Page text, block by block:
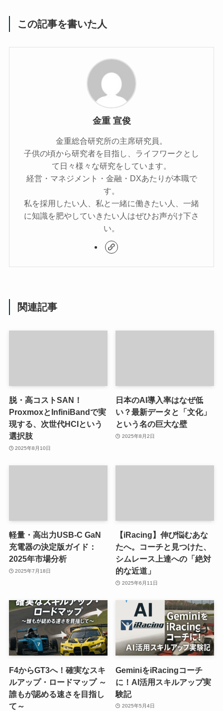
この記事を書いた人
金重 宣俊
金重総合研究所の主席研究員。
子供の頃から研究者を目指し、ライフワークとし
て日々様々な研究をしています。
経営・マネジメント・金融・DXあたりが本職で
す。
私を採用したい人、私と一緒に働きたい人、一緒
に知識を肥やしていきたい人はぜひお声がけ下さ
い。
関連記事
脱・高コストSAN！
ProxmoxとInfiniBandで実
現する、次世代HCIという
選択肢
2025年8月10日
日本のAI導入率はなぜ低
い？最新データと「文化」
という名の巨大な壁
2025年8月2日
軽量・高出力USB-C GaN
充電器の決定版ガイド：
2025年市場分析
2025年7月18日
【iRacing】伸び悩むあな
たへ。コーチと見つけた、
シムレース上達への「絶対
的な近道」
2025年6月11日
F4からGT3へ！確実なスキ
ルアップ・ロードマップ ～
誰もが認める速さを目指し
て～
GeminiをiRacingコーチ
に！AI活用スキルアップ実
験記
2025年5月4日